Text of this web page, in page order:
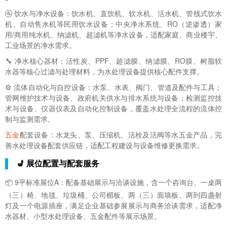
🚰 饮水与净水设备：饮水机、直饮机、软水机、活水机、管线式饮水
机、自动售水机等民用饮水设备；中央净水系统、RO（逆渗透）家
用/商用纯水机、纳滤机、超滤机等净水设备，适配家庭、商业楼宇、
工业场景的净水需求。
🔧 净水核心器材：活性炭、PPF、超滤膜、纳滤膜、RO膜、树脂软
水器等核心过滤与处理材料，为水处理设备提供核心配件支撑。
⚙️ 流体自动化与自控设备：水泵、水表、阀门、管道及配件与工具；
管网维护技术与设备、政府机关供水与排水系统与设备；检测监控技
术与设备、仪器仪表及自动化控制设备，覆盖水处理全流程的流体控
制与监测需求。
五金配套设备：水龙头、泵、压缩机、活栓及活阀等水五金产品，完
善水处理设备配套供应链，适配工程建设与设备维修更换需求。
💺 展位配置与配套服务
📦 9平标准展位A：配备基础展示与洽谈设施，含一个咨询台、一桌两
（三）椅、地毯、垃圾桶、公司楣板、两（三）面墙板、两到四盏射
灯及一个电源插座，满足企业基础参展展示与商务洽谈需求，适配净
水器材、小型水处理设备、五金配件等展示场景。